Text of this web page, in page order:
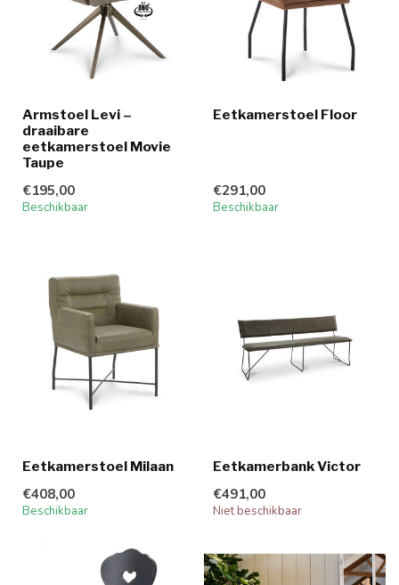
Armstoel Levi –
draaibare
eetkamerstoel Movie
Taupe
€195,00
Beschikbaar
Eetkamerstoel Floor
€291,00
Beschikbaar
Eetkamerstoel Milaan
€408,00
Beschikbaar
Eetkamerbank Victor
€491,00
Niet beschikbaar